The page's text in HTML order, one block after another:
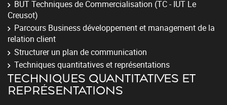
BUT Techniques de Commercialisation (TC - IUT Le
Creusot)
Parcours Business développement et management de la
relation client
Structurer un plan de communication
Techniques quantitatives et représentations
TECHNIQUES QUANTITATIVES ET
REPRÉSENTATIONS